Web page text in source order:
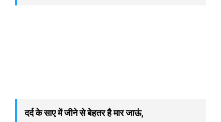
दर्द के साए में जीने से बेहतर है मार जाऊं,